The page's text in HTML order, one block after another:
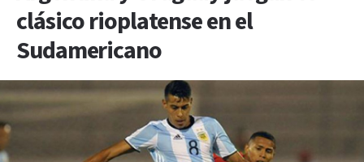
clásico rioplatense en el
Sudamericano